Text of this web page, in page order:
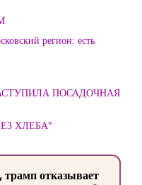
регион: есть
ПОСАДОЧНАЯ
ХЛЕБА"
отказывает